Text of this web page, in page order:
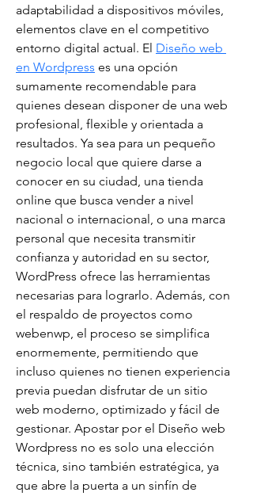
adaptabilidad a dispositivos móviles,
elementos clave en el competitivo
entorno digital actual. El Diseño web
en Wordpress es una opción
sumamente recomendable para
quienes desean disponer de una web
profesional, flexible y orientada a
resultados. Ya sea para un pequeño
negocio local que quiere darse a
conocer en su ciudad, una tienda
online que busca vender a nivel
nacional o internacional, o una marca
personal que necesita transmitir
confianza y autoridad en su sector,
WordPress ofrece las herramientas
necesarias para lograrlo. Además, con
el respaldo de proyectos como
webenwp, el proceso se simplifica
enormemente, permitiendo que
incluso quienes no tienen experiencia
previa puedan disfrutar de un sitio
web moderno, optimizado y fácil de
gestionar. Apostar por el Diseño web
Wordpress no es solo una elección
técnica, sino también estratégica, ya
que abre la puerta a un sinfín de